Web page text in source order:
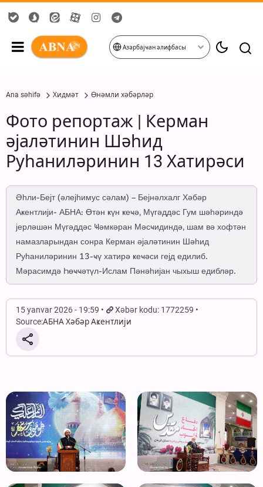
Азәрбајҹан әлифбасы
Ana səhifə Хидмәт Өнәмли хәбәрләр
Фото репортаж | Керман
әјаләтинин Шәһид
Руһаниләринин 13 Хатирәси
Әһли-Бејт (әлејһимус сәлам) – Бејнәлхалг Хәбәр
Аҝентлији- АБНА: Өтән ҝүн ҝеҹә, Мүгәддәс Гум шәһәриндә
јерләшән Мүгәддәс Ҹәмкәран Мәсҹидиндә, шам вә хофтән
намазларындан сонра Керман әјаләтинин Шәһид
Руһаниләринин 13-ҹү хатирә ҝеҹәси гејд едилиб.
Мәрасимдә Һөҹҹәтүл-Ислам Пәнәһијан чыхыш едибләр.
15 yanvar 2026 - 19:59
Xəbər kodu: 1772259
Source:АБНА Хәбәр Аҝентлији